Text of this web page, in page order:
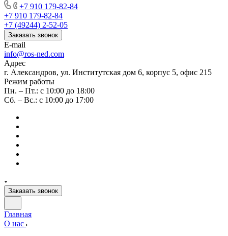
+7 910 179-82-84
+7 910 179-82-84
+7 (49244) 2-52-05
Заказать звонок
E-mail
info@ros-ned.com
Адрес
г. Александров, ул. Институтская дом 6, корпус 5, офис 215
Режим работы
Пн. – Пт.: с 10:00 до 18:00
Сб. – Вс.: с 10:00 до 17:00
Заказать звонок
Главная
О нас